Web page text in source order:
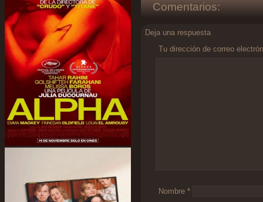
Comentarios:
Deja una respuesta
Tu dirección de correo
Nombre *